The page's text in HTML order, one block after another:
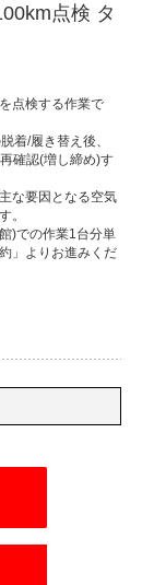
点検 タ
点検する作業で
着/履き替え後、
確認(増し締め)す
な要因となる空気
。​
)での作業1台分単
」よりお進みくだ